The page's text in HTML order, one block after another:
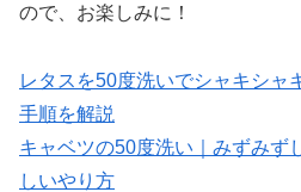
ので、お楽しみに！
レタスを50度洗いでシャキシャ
手順を解説
キャベツの50度洗い｜みずみず
しいやり方